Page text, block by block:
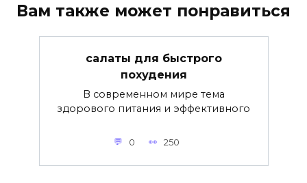
Вам также может понравиться
салаты для быстрого
похудения
В современном мире тема
здорового питания и эффективного
0 250